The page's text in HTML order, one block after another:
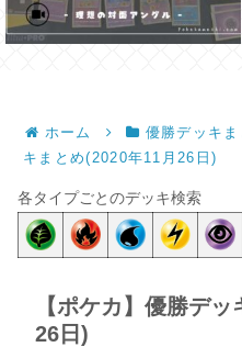
ホーム 優勝デッキま
キまとめ(2020年11月26日)
各タイプごとのデッキ検索
【ポケカ】優勝デ
26日)